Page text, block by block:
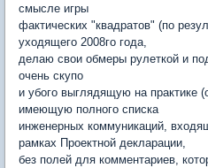
смысле игры
фактических "квадратов" (по
уходящего 2008го года,
делаю свои обмеры рулеткой и
очень скупо
и убого выглядящую на практике
имеющую полного списка
инженерных коммуникаций,
рамках Проектной декларации,
без полей для комментариев,